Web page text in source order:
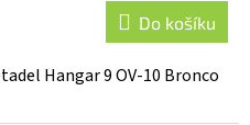
Do košíku
Hangar 9 OV-10 Bronco